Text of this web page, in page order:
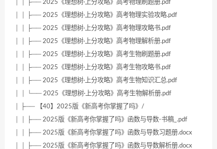
│ │ ├── 2025《理想树·上分攻略》高考物理刷题册.pdf
│ │ ├── 2025《理想树·上分攻略》高考物理实验攻略.pdf
│ │ ├── 2025《理想树·上分攻略》高考物理攻略书.pdf
│ │ ├── 2025《理想树·上分攻略》高考物理解析册.pdf
│ │ ├── 2025《理想树·上分攻略》高考生物刷题册.pdf
│ │ ├── 2025《理想树·上分攻略》高考生物攻略书.pdf
│ │ ├── 2025《理想树·上分攻略》高考生物知识汇总.pdf
│ │ └── 2025《理想树·上分攻略》高考生物解析册.pdf
│ ├── 【40】2025版《新高考你掌握了吗》/
│ │ ├── 2025版《新高考你掌握了吗》函数与导数-书稿_.pdf
│ │ ├── 2025版《新高考你掌握了吗》函数与导数习题册.docx
│ │ ├── 2025版《新高考你掌握了吗》函数与导数解析册.docx